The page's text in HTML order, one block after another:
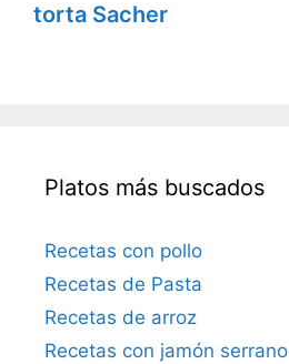
torta Sacher
Platos más buscados
Recetas con pollo
Recetas de Pasta
Recetas de arroz
Recetas con jamón serrano